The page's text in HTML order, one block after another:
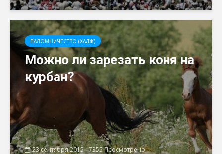
ПАЛОМНИЧЕСТВО (ХАДЖ)
Можно ли зарезать коня на
курбан?
23 сентября 2015 7355 Просмотрено